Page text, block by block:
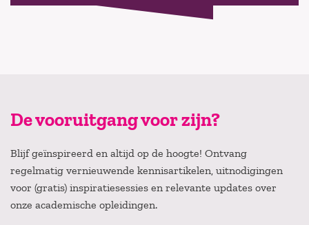
De vooruitgang voor zijn?
Blijf geïnspireerd en altijd op de hoogte! Ontvang
regelmatig vernieuwende kennisartikelen, uitnodigingen
voor (gratis) inspiratiesessies en relevante updates over
onze academische opleidingen.